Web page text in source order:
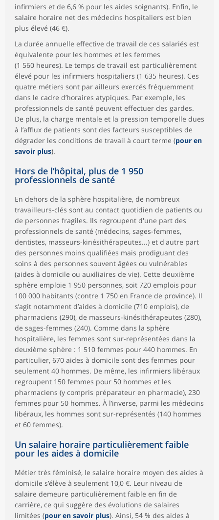
infirmiers et de 6,6 % pour les aides soignants). Enfin, le
salaire horaire net des médecins hospitaliers est bien
plus élevé (46 €).
La durée annuelle effective de travail de ces salariés est
équivalente pour les hommes et les femmes
(1 560 heures). Le temps de travail est particulièrement
élevé pour les infirmiers hospitaliers (1 635 heures). Ces
quatre métiers sont par ailleurs exercés fréquemment
dans le cadre d’horaires atypiques. Par exemple, les
professionnels de santé peuvent effectuer des gardes.
De plus, la charge mentale et la pression temporelle dues
à l’afflux de patients sont des facteurs susceptibles de
dégrader les conditions de travail à court terme (pour en
savoir plus).
Hors de l’hôpital, plus de 1 950
professionnels de santé
En dehors de la sphère hospitalière, de nombreux
travailleurs-clés sont au contact quotidien de patients ou
de personnes fragiles. Ils regroupent d'une part des
professionnels de santé (médecins, sages-femmes,
dentistes, masseurs-kinésithérapeutes...) et d'autre part
des personnes moins qualifiées mais prodiguant des
soins à des personnes souvent âgées ou vulnérables
(aides à domicile ou auxiliaires de vie). Cette deuxième
sphère emploie 1 950 personnes, soit 720 emplois pour
100 000 habitants (contre 1 750 en France de province). Il
s’agit notamment d’aides à domicile (710 emplois), de
pharmaciens (290), de masseurs-kinésithérapeutes (280),
de sages-femmes (240). Comme dans la sphère
hospitalière, les femmes sont sur-représentées dans la
deuxième sphère : 1 510 femmes pour 440 hommes. En
particulier, 670 aides à domicile sont des femmes pour
seulement 40 hommes. De même, les infirmiers libéraux
regroupent 150 femmes pour 50 hommes et les
pharmaciens (y compris préparateur en pharmacie), 230
femmes pour 50 hommes. À l’inverse, parmi les médecins
libéraux, les hommes sont sur-représentés (140 hommes
et 60 femmes).
Un salaire horaire particulièrement faible
pour les aides à domicile
Métier très féminisé, le salaire horaire moyen des aides à
domicile s’élève à seulement 10,0 €. Leur niveau de
salaire demeure particulièrement faible en fin de
carrière, ce qui suggère des évolutions de salaires
limitées (pour en savoir plus). Ainsi, 54 % des aides à